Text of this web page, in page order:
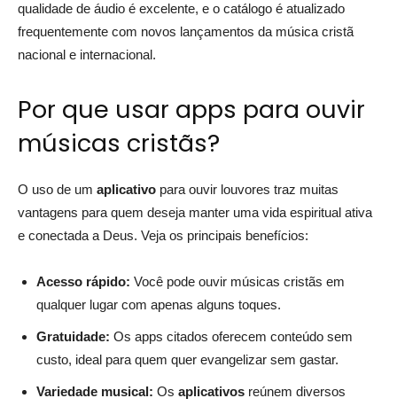
qualidade de áudio é excelente, e o catálogo é atualizado
frequentemente com novos lançamentos da música cristã
nacional e internacional.
Por que usar apps para ouvir
músicas cristãs?
O uso de um aplicativo para ouvir louvores traz muitas
vantagens para quem deseja manter uma vida espiritual ativa
e conectada a Deus. Veja os principais benefícios:
Acesso rápido: Você pode ouvir músicas cristãs em
qualquer lugar com apenas alguns toques.
Gratuidade: Os apps citados oferecem conteúdo sem
custo, ideal para quem quer evangelizar sem gastar.
Variedade musical: Os aplicativos reúnem diversos